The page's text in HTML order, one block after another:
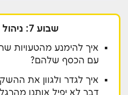
שבוע 7: ניהול סיכונים
איך להימנע מהטעויות
עם הכסף שלהם?
איך לגדר ולגוון את
דבר לא יפיל אותנו